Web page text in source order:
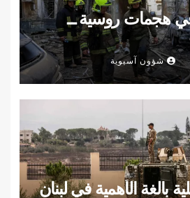
هجمات روسية ــ
شؤون آسيوية
بالغة الأهمية في لبنان